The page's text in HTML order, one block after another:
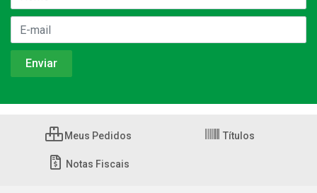
Meus Pedidos Títulos
Notas Fiscais